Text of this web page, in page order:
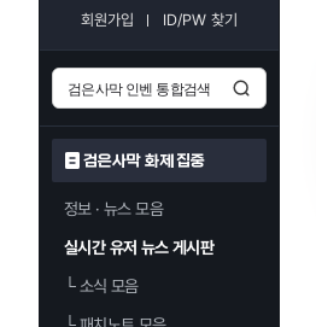
회원가입 ID/PW 찾기
검은사막 화제 집중
정보 · 뉴스 모음
실시간 유저 뉴스 게시판
└소식 모음